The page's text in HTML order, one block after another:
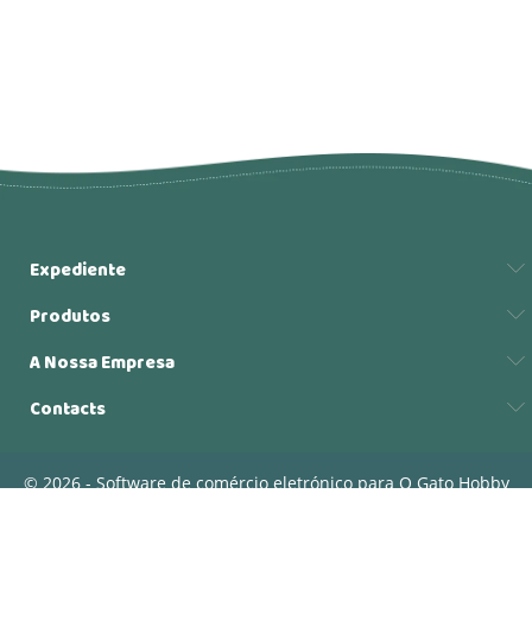
Expediente
Produtos
A Nossa Empresa
Contacts
© 2026 - Software de comércio eletrónico para O Gato Hobby